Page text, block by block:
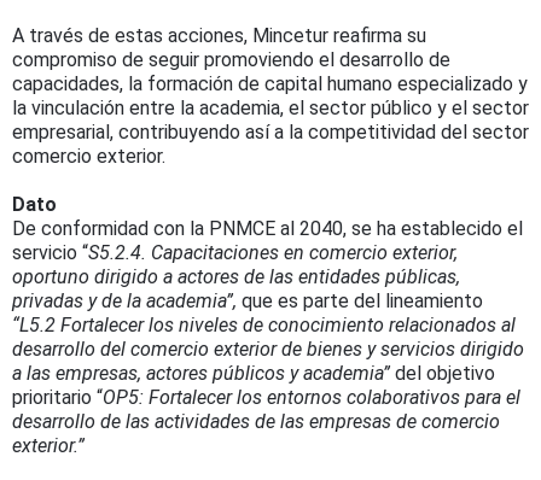
A través de estas acciones, Mincetur reafirma su
compromiso de seguir promoviendo el desarrollo de
capacidades, la formación de capital humano especializado y
la vinculación entre la academia, el sector público y el sector
empresarial, contribuyendo así a la competitividad del sector
comercio exterior.
Dato
De conformidad con la PNMCE al 2040, se ha establecido el
servicio “S5.2.4. Capacitaciones en comercio exterior,
oportuno dirigido a actores de las entidades públicas,
privadas y de la academia”, que es parte del lineamiento
“L5.2 Fortalecer los niveles de conocimiento relacionados al
desarrollo del comercio exterior de bienes y servicios dirigido
a las empresas, actores públicos y academia” del objetivo
prioritario “OP5: Fortalecer los entornos colaborativos para el
desarrollo de las actividades de las empresas de comercio
exterior.”